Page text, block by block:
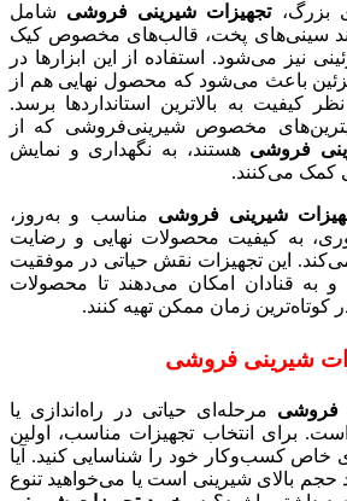
بزرگ،تجهیزات شیرینی فروشی شامل
سینی‌های پخت، قالب‌های مخصوص کیک
نیز می‌شود. استفاده از این ابزارها در
باعث می‌شود که محصول نهایی هم از
کیفیت به بالاترین استانداردها برسد.
مخصوص شیرینی‌فروشی که از
فروشی هستند، به نگهداری و نمایش
کمک می‌کنند.
شیرینی فروشی مناسب و به‌روز،
به کیفیت محصولات نهایی و رضایت
این تجهیزات نقش حیاتی در موفقیت
و به قنادان امکان می‌دهند تا محصولات
کوتاه‌ترین زمان ممکن تهیه کنند.
شیرینی فروشی
فروشی مرحله‌ای حیاتی در راه‌اندازی یا
برای انتخاب تجهیزات مناسب، اولین
خاص کسب‌وکار خود را شناسایی کنید. آیا
حجم بالای شیرینی است یا می‌خواهید تنوع